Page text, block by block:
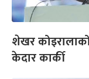
शेखर
केदार कार्की